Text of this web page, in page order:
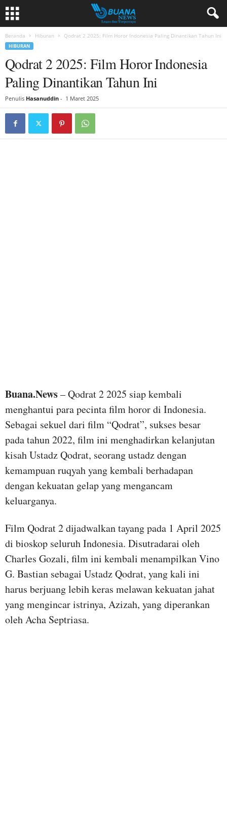
Beranda Hiburan Qodrat 2 2025: Film Horor Indonesia Paling Dinantikan Tahun Ini
HIBURAN
Qodrat 2 2025: Film Horor Indonesia
Paling Dinantikan Tahun Ini
Penulis Hasanuddin - 1 Maret 2025
Buana.News– Qodrat 2 2025 siap kembali
menghantui para pecinta film horor di Indonesia.
Sebagai sekuel dari film “Qodrat”, sukses besar
pada tahun 2022, film ini menghadirkan kelanjutan
kisah Ustadz Qodrat, seorang ustadz dengan
kemampuan ruqyah yang kembali berhadapan
dengan kekuatan gelap yang mengancam
keluarganya.
Film Qodrat 2 dijadwalkan tayang pada 1 April 2025
di bioskop seluruh Indonesia. Disutradarai oleh
Charles Gozali, film ini kembali menampilkan Vino
G. Bastian sebagai Ustadz Qodrat, yang kali ini
harus berjuang lebih keras melawan kekuatan jahat
yang mengincar istrinya, Azizah, yang diperankan
oleh Acha Septriasa.